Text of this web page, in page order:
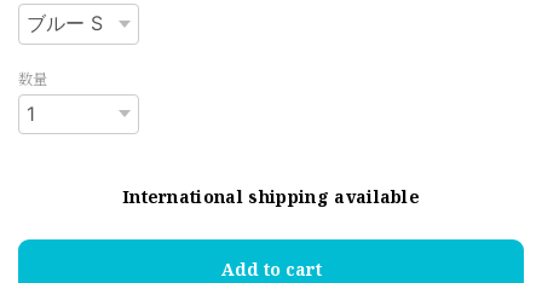
数量
International shipping available
Add to cart